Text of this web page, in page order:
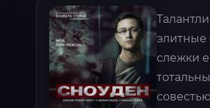
элитные
слежки